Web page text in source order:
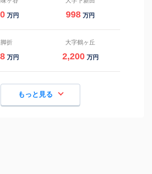
万円 998 万円
折
万円
大字鶴ヶ丘
2,200 万円
もっと見る